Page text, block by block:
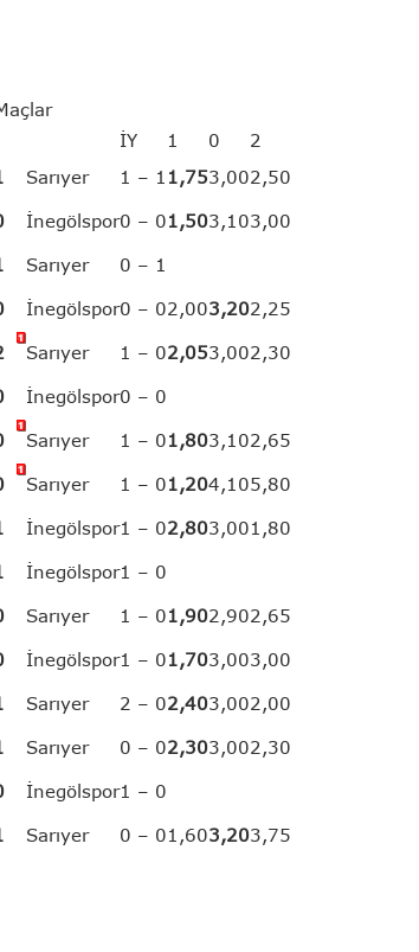
İY 1 0
2
Sarıyer 1 – 1 1,753,002,50
İnegölspor0 – 01,503,103,00
Sarıyer 0 – 1
İnegölspor0 – 02,003,202,25
Sarıyer 1 – 02,053,002,30
İnegölspor0 – 0
Sarıyer 1 – 01,803,102,65
Sarıyer 1 – 01,204,105,80
İnegölspor1 – 02,803,001,80
İnegölspor1 – 0
Sarıyer 1 – 01,902,902,65
İnegölspor1 – 01,703,003,00
Sarıyer 2 – 02,403,002,00
Sarıyer 0 – 02,303,002,30
İnegölspor1 – 0
Sarıyer 0 – 01,603,203,75